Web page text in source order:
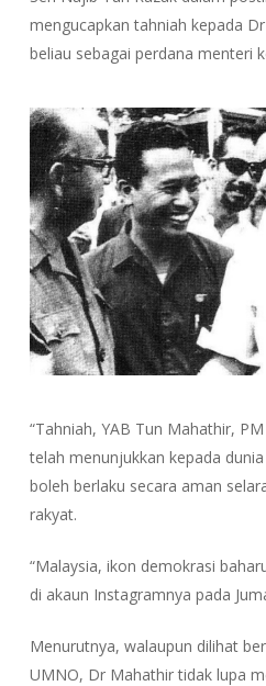
mengucapkan tahniah kepada
beliau sebagai perdana menteri
“Tahniah, YAB Tun Mahathir,
telah menunjukkan kepada
boleh berlaku secara aman
rakyat.
“Malaysia, ikon demokrasi
di akaun Instagramnya pada
Menurutnya, walaupun dilihat
UMNO, Dr Mahathir tidak lupa